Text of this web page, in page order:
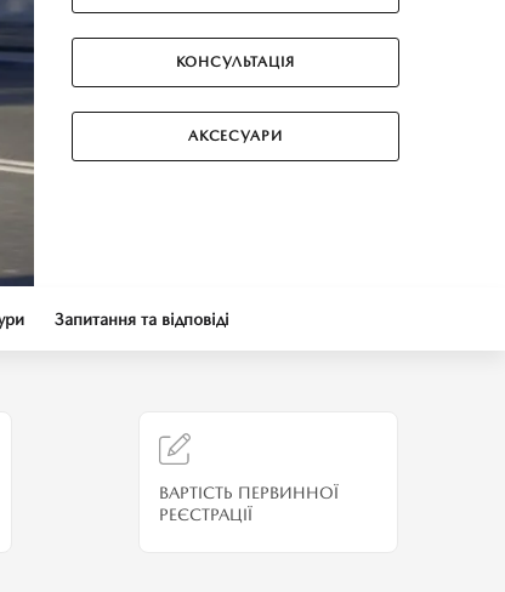
КОНСУЛЬТАЦІЯ
АКСЕСУАРИ
Запитання та відповіді
ВАРТІСТЬ ПЕРВИННОЇ
РЕЄСТРАЦІЇ